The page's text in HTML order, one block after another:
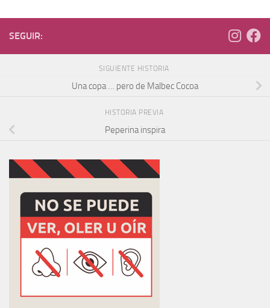
SEGUIR:
SIGUIENTE HISTORIA
Una copa … pero de Malbec Cocoa
HISTORIA PREVIA
Peperina inspira